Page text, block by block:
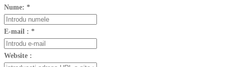
Nume: *
E-mail : *
Website :